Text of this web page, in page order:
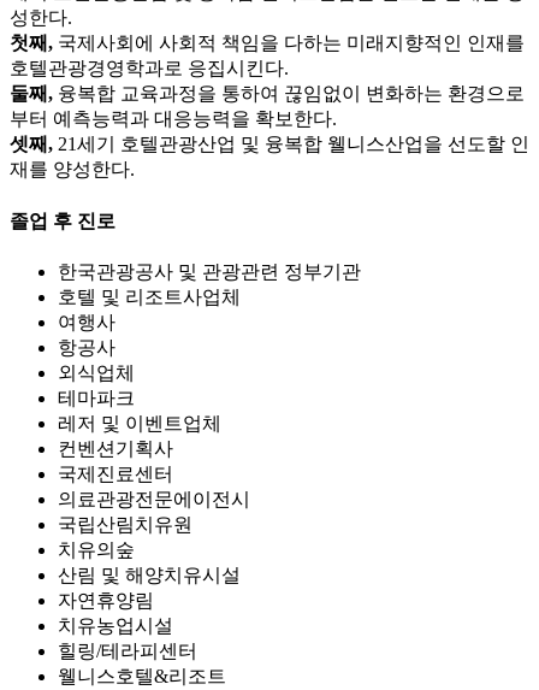
성한다.
첫째, 국제사회에 사회적 책임을 다하는 미래지향적인 인재를
호텔관광경영학과로 응집시킨다.
둘째, 융복합 교육과정을 통하여 끊임없이 변화하는 환경으로
부터 예측능력과 대응능력을 확보한다.
셋째, 21세기 호텔관광산업 및 융복합 웰니스산업을 선도할 인
재를 양성한다.
졸업 후 진로
한국관광공사 및 관광관련 정부기관
호텔 및 리조트사업체
여행사
항공사
외식업체
테마파크
레저 및 이벤트업체
컨벤션기획사
국제진료센터
의료관광전문에이전시
국립산림치유원
치유의숲
산림 및 해양치유시설
자연휴양림
치유농업시설
힐링/테라피센터
웰니스호텔&리조트